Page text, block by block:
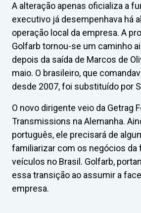
A alteração apenas oficializa a
executivo já desempenhava há
operação local da empresa. A
Golfarb tornou-se um caminho
depois da saída de Marcos de
maio. O brasileiro, que
desde 2007, foi substituído por
O novo dirigente veio da Getrag
Transmissions na Alemanha.
português, ele precisará de
familiarizar com os negócios da
veículos no Brasil. Golfarb,
essa transição ao assumir a
empresa.